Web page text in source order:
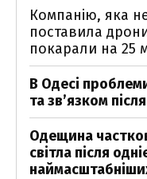
Компанію, яка
поставила
покарали на 25
В Одесі
та звʼязком
Одещина
світла після